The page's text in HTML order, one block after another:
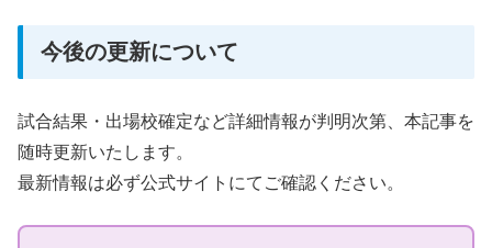
今後の更新について
試合結果・出場校確定など詳細情報が判明次第、本記事を
随時更新いたします。
最新情報は必ず公式サイトにてご確認ください。